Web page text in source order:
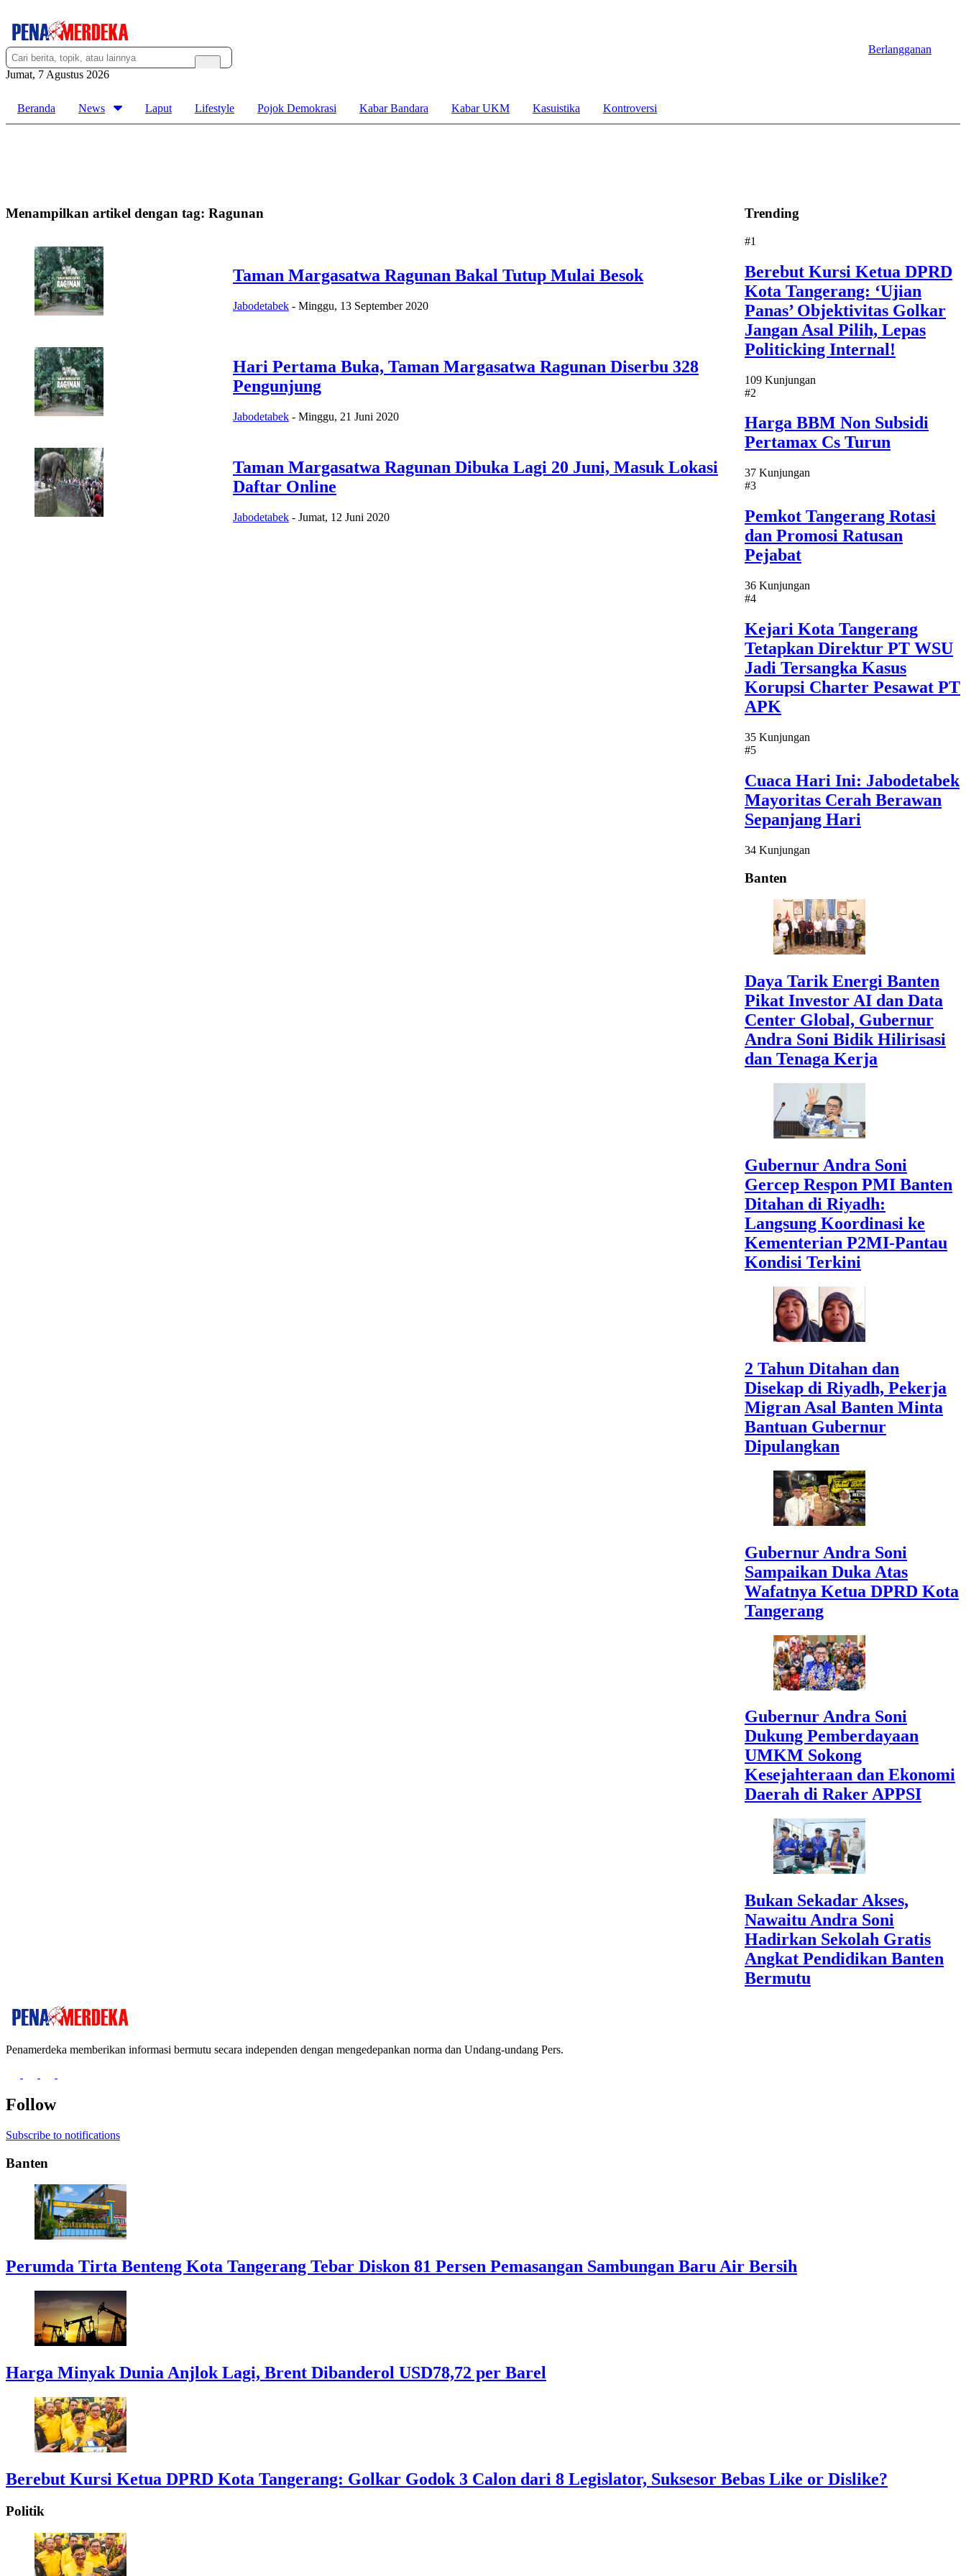
Jumat, 7 Agustus 2026
Berlangganan
Beranda News Laput Lifestyle Pojok Demokrasi Kabar Bandara Kabar UKM Kasuistika Kontroversi
Menampilkan artikel dengan tag: Ragunan
Taman Margasatwa Ragunan Bakal Tutup Mulai Besok
Jabodetabek - Minggu, 13 September 2020
Hari Pertama Buka, Taman Margasatwa Ragunan Diserbu 328
Pengunjung
Jabodetabek - Minggu, 21 Juni 2020
Taman Margasatwa Ragunan Dibuka Lagi 20 Juni, Masuk Lokasi
Daftar Online
Jabodetabek - Jumat, 12 Juni 2020
Trending
#1
Berebut Kursi Ketua DPRD
Kota Tangerang: ‘Ujian
Panas’ Objektivitas Golkar
Jangan Asal Pilih, Lepas
Politicking Internal!
109 Kunjungan
#2
Harga BBM Non Subsidi
Pertamax Cs Turun
37 Kunjungan
#3
Pemkot Tangerang Rotasi
dan Promosi Ratusan
Pejabat
36 Kunjungan
#4
Kejari Kota Tangerang
Tetapkan Direktur PT WSU
Jadi Tersangka Kasus
Korupsi Charter Pesawat PT
APK
35 Kunjungan
#5
Cuaca Hari Ini: Jabodetabek
Mayoritas Cerah Berawan
Sepanjang Hari
34 Kunjungan
Banten
Daya Tarik Energi Banten
Pikat Investor AI dan Data
Center Global, Gubernur
Andra Soni Bidik Hilirisasi
dan Tenaga Kerja
Gubernur Andra Soni
Gercep Respon PMI Banten
Ditahan di Riyadh:
Langsung Koordinasi ke
Kementerian P2MI-Pantau
Kondisi Terkini
2 Tahun Ditahan dan
Disekap di Riyadh, Pekerja
Migran Asal Banten Minta
Bantuan Gubernur
Dipulangkan
Gubernur Andra Soni
Sampaikan Duka Atas
Wafatnya Ketua DPRD Kota
Tangerang
Gubernur Andra Soni
Dukung Pemberdayaan
UMKM Sokong
Kesejahteraan dan Ekonomi
Daerah di Raker APPSI
Bukan Sekadar Akses,
Nawaitu Andra Soni
Hadirkan Sekolah Gratis
Angkat Pendidikan Banten
Bermutu
Penamerdeka memberikan informasi bermutu secara independen dengan mengedepankan norma dan Undang-undang Pers.
Follow
Subscribe to notifications
Banten
Perumda Tirta Benteng Kota Tangerang Tebar Diskon 81 Persen Pemasangan Sambungan Baru Air Bersih
Harga Minyak Dunia Anjlok Lagi, Brent Dibanderol USD78,72 per Barel
Berebut Kursi Ketua DPRD Kota Tangerang: Golkar Godok 3 Calon dari 8 Legislator, Suksesor Bebas Like or Dislike?
Politik